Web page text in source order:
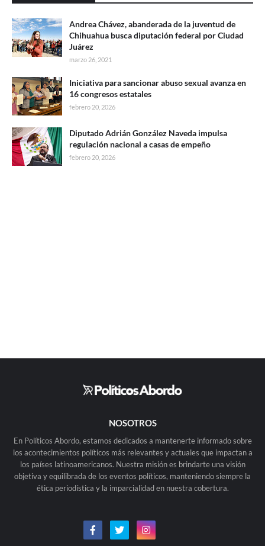
Andrea Chávez, abanderada de la juventud de
Chihuahua busca diputación federal por Ciudad
Juárez
marzo 26, 2021
Iniciativa para sancionar abuso sexual avanza en
16 congresos estatales
febrero 20, 2026
Diputado Adrián González Naveda impulsa
regulación nacional a casas de empeño
febrero 20, 2026
NOSOTROS
En Políticos Abordo, estamos dedicados a mantenerte informado sobre
los acontecimientos políticos más relevantes y actuales que impactan a
los países latinoamericanos. Nuestra misión es brindarte una visión
objetiva y equilibrada de los eventos políticos, manteniendo siempre la
ética periodística y la imparcialidad en nuestra cobertura.